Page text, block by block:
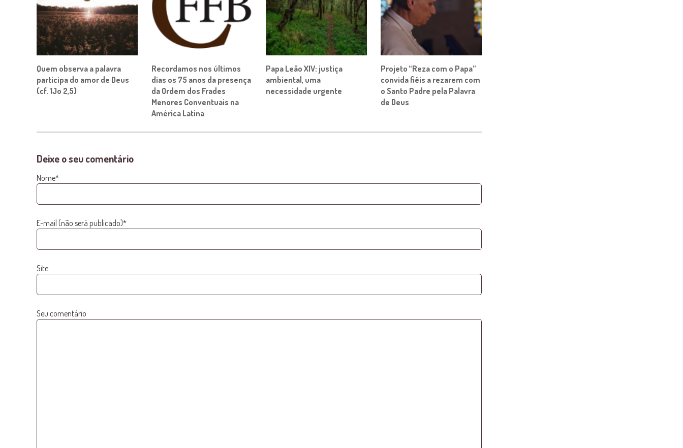
Quem observa a palavra
participa do amor de Deus
(cf. 1Jo 2,5)
Recordamos nos últimos
dias os 75 anos da presença
da Ordem dos Frades
Menores Conventuais na
América Latina
Papa Leão XIV: justiça
ambiental, uma
necessidade urgente
Projeto “Reza com o Papa”
convida fiéis a rezarem com
o Santo Padre pela Palavra
de Deus
Deixe o seu comentário
Nome*
E-mail (não será publicado)*
Site
Seu comentário